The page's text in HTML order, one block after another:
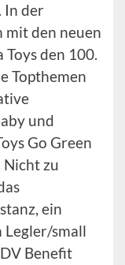
In der
den neuen
den 100.
Topthemen
und
Go Green
Nicht zu
ein
Legler/small
Benefit